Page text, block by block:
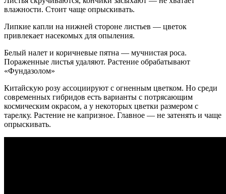
влажности. Стоит чаще опрыскивать.
Липкие капли на нижней стороне листьев — цветок
привлекает насекомых для опыления.
Белый налет и коричневые пятна — мучнистая роса.
Пораженные листья удаляют. Растение обрабатывают
«Фундазолом»
Китайскую розу ассоциируют с огненным цветком. Но среди
современных гибридов есть варианты с потрясающим
космическим окрасом, а у некоторых цветки размером с
тарелку. Растение не капризное. Главное — не затенять и чаще
опрыскивать.